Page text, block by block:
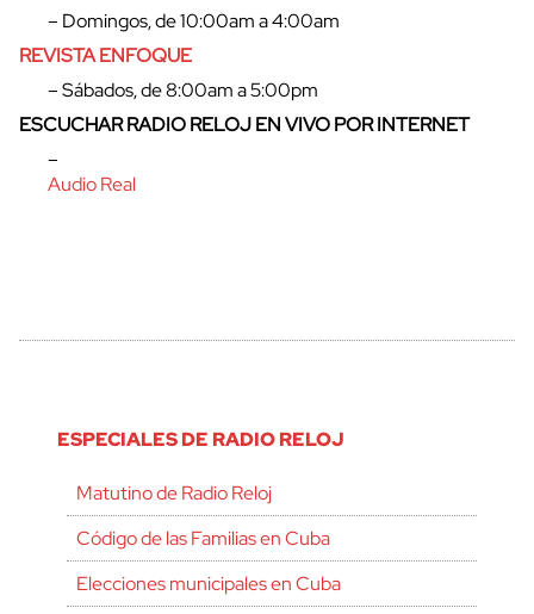
– Domingos, de 10:00am a 4:00am
REVISTA ENFOQUE
– Sábados, de 8:00am a 5:00pm
ESCUCHAR RADIO RELOJ EN VIVO POR INTERNET
–
Audio Real
ESPECIALES DE RADIO RELOJ
Matutino de Radio Reloj
Código de las Familias en Cuba
Elecciones municipales en Cuba